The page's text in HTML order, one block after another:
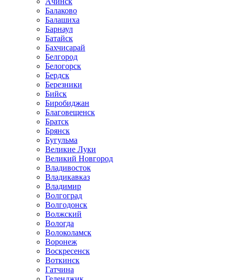
Балаково
Балашиха
Барнаул
Батайск
Бахчисарай
Белгород
Белогорск
Бердск
Березники
Бийск
Биробиджан
Благовещенск
Братск
Брянск
Бугульма
Великие Луки
Великий Новгород
Владивосток
Владикавказ
Владимир
Волгоград
Волгодонск
Волжский
Вологда
Волоколамск
Воронеж
Воскресенск
Воткинск
Гатчина